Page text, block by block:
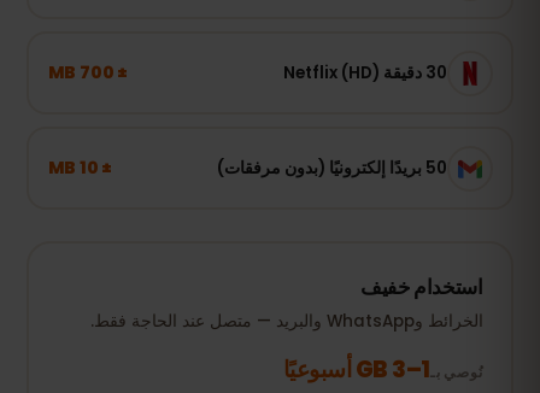
30 دقيقة Netflix (HD) ± 700 MB
50 بريدًا إلكترونيًا (بدون مرفقات) ± 10 MB
استخدام خفيف
الخرائط وWhatsApp والبريد — متصل عند الحاجة فقط.
نُوصي بـ1–3 GB أسبوعيًا